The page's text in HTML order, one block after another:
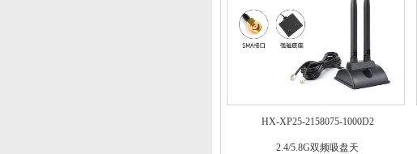
HX-XP25-2158075-1000D2
2.4/5.8G双频吸盘天